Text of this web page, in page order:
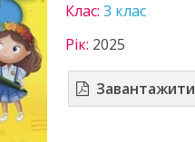
Клас: 3 клас
Рік: 2025
Завантажити